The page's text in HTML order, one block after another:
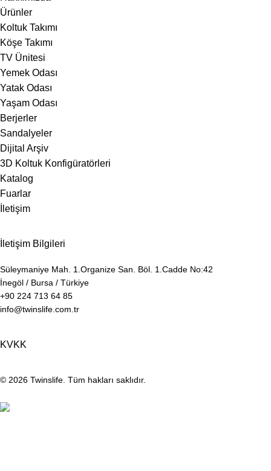
Ürünler
Koltuk Takımı
Köşe Takımı
TV Ünitesi
Yemek Odası
Yatak Odası
Yaşam Odası
Berjerler
Sandalyeler
Dijital Arşiv
3D Koltuk Konfigüratörleri
Katalog
Fuarlar
İletişim
İletişim Bilgileri
Süleymaniye Mah. 1.Organize San. Böl. 1.Cadde No:42
İnegöl / Bursa / Türkiye
+90 224 713 64 85
info@twinslife.com.tr
KVKK
© 2026 Twinslife. Tüm hakları saklıdır.